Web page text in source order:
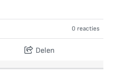
0 reacties
Delen